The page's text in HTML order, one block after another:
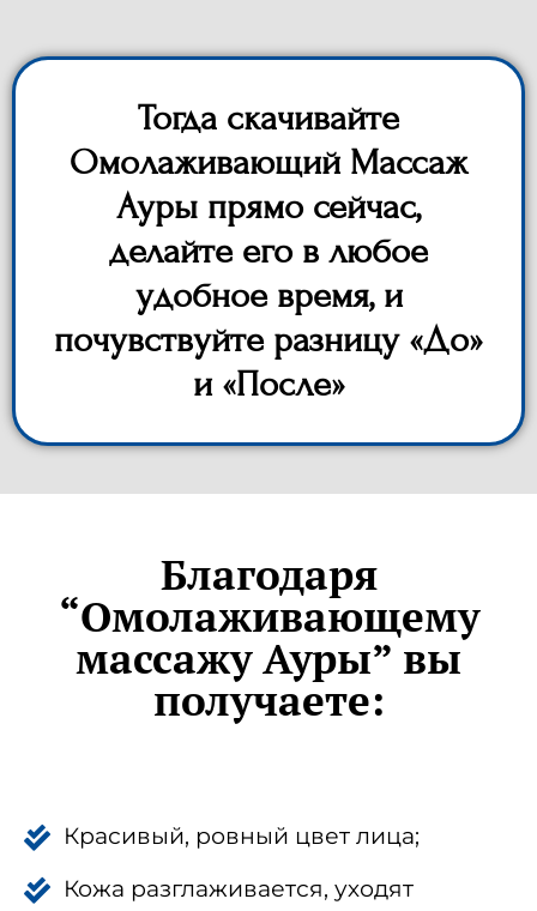
Тогда скачивайте
Омолаживающий Массаж
Ауры прямо сейчас,
делайте его в любое
удобное время, и
почувствуйте разницу «До»
и «После»
Благодаря
“Омолаживающему
массажу Ауры” вы
получаете:
Красивый, ровный цвет лица;
Кожа разглаживается, уходят